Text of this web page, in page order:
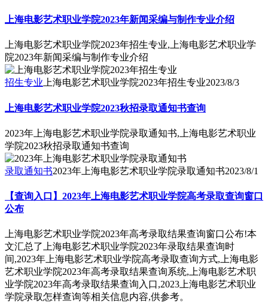
上海电影艺术职业学院2023年新闻采编与制作专业介绍
上海电影艺术职业学院2023年招生专业,上海电影艺术职业学
院2023年新闻采编与制作专业介绍
招生专业 上海电影艺术职业学院2023年招生专业2023/8/3
上海电影艺术职业学院2023秋招录取通知书查询
2023年上海电影艺术职业学院录取通知书,上海电影艺术职业
学院2023秋招录取通知书查询
录取通知书2023年上海电影艺术职业学院录取通知书2023/8/1
【查询入口】2023年上海电影艺术职业学院高考录取查询窗口
公布
上海电影艺术职业学院2023年高考录取结果查询窗口公布!本
文汇总了上海电影艺术职业学院2023年录取结果查询时
间,2023年上海电影艺术职业学院高考录取查询方式,上海电影
艺术职业学院2023年高考录取结果查询系统,上海电影艺术职
业学院2023年高考录取结果查询入口,2023上海电影艺术职业
学院录取怎样查询等相关信息内容,供参考。